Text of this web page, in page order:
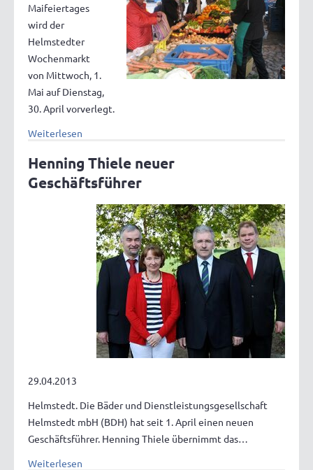
Maifeiertages
wird der
Helmstedter
Wochenmarkt
von Mittwoch, 1.
Mai auf Dienstag,
30. April vorverlegt.
Weiterlesen
Henning Thiele neuer
Geschäftsführer
29.04.2013
Helmstedt. Die Bäder und Dienstleistungsgesellschaft
Helmstedt mbH (BDH) hat seit 1. April einen neuen
Geschäftsführer. Henning Thiele übernimmt das…
Weiterlesen